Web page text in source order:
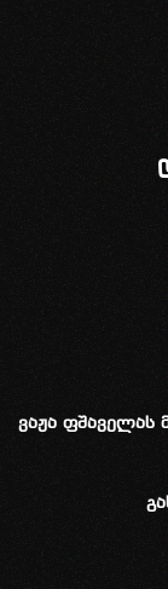
ვაჟა ფშაველას